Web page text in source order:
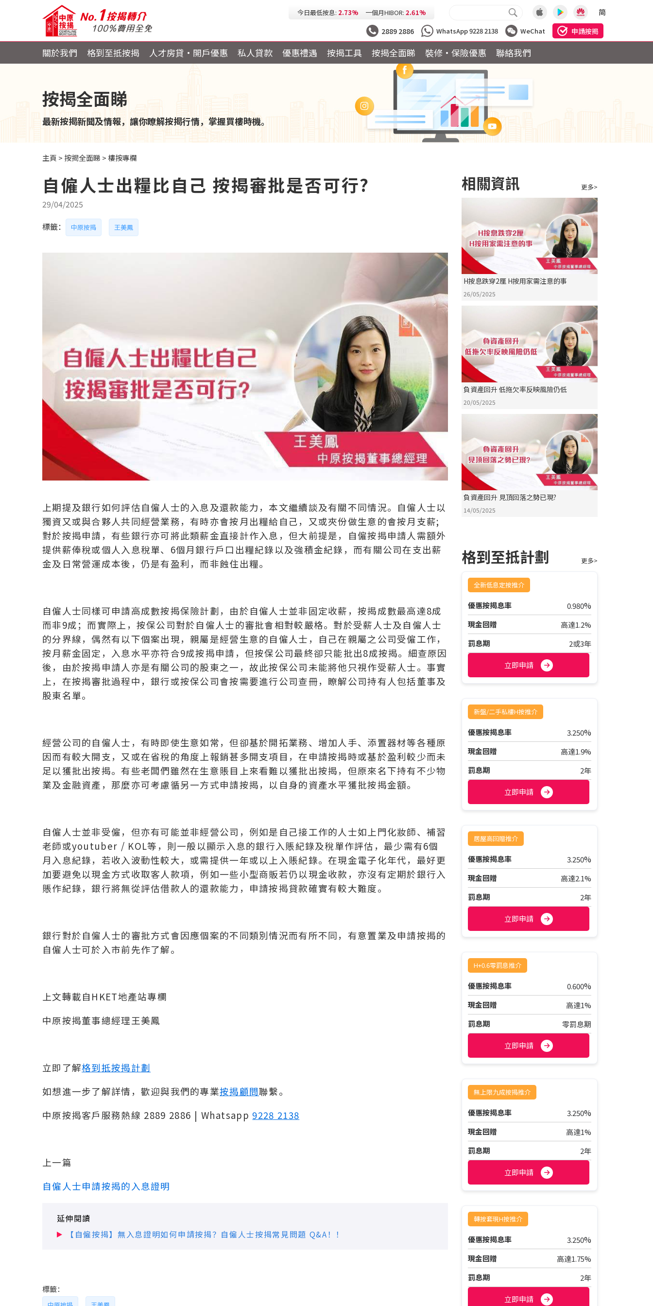
今日最低按息: 2.73% 一個月HIBOR: 2.61%
今日最低H按: 3.25%
简
2889 2886 WhatsApp 9228 2138 WeChat 申請按揭
關於我們 格到至抵按揭 人才房貸・開戶優惠 私人貸款 優惠禮遇 按揭工具 按揭全面睇 裝修·保險優惠 聯絡我們
按揭全面睇
最新按揭新聞及情報，讓你瞭解按揭行情，掌握買樓時機。
主頁 >按揭全面睇 > 樓按專欄
自僱人士出糧比自己 按揭審批是否可行?
29/04/2025
標籤：
中原按揭 王美鳳
上期提及銀行如何評估自僱人士的入息及還款能力，本文繼續談及有關不同情況。自僱人士以
獨資又或與合夥人共同經營業務，有時亦會按月出糧給自己，又或夾份做生意的會按月支薪;
對於按揭申請，有些銀行亦可將此類薪金直接計作入息，但大前提是，自僱按揭申請人需額外
提供薪俸稅或個人入息稅單、6個月銀行戶口出糧紀錄以及強積金紀錄，而有關公司在支出薪
金及日常營運成本後，仍是有盈利，而非蝕住出糧。
自僱人士同樣可申請高成數按揭保險計劃，由於自僱人士並非固定收薪，按揭成數最高達8成
而非9成；而實際上，按保公司對於自僱人士的審批會相對較嚴格。對於受薪人士及自僱人士
的分界線，偶然有以下個案出現，親屬是經營生意的自僱人士，自己在親屬之公司受僱工作，
按月薪金固定，入息水平亦符合9成按揭申請，但按保公司最終卻只能批出8成按揭。細查原因
後，由於按揭申請人亦是有關公司的股東之一，故此按保公司未能將他只視作受薪人士。事實
上，在按揭審批過程中，銀行或按保公司會按需要進行公司查冊，瞭解公司持有人包括董事及
股東名單。
經營公司的自僱人士，有時即使生意如常，但卻基於開拓業務、增加人手、添置器材等各種原
因而有較大開支，又或在省稅的角度上報銷甚多開支項目，在申請按揭時或基於盈利較少而未
足以獲批出按揭。有些老闆們雖然在生意賬目上來看難以獲批出按揭，但原來名下持有不少物
業及金融資產，那麼亦可考慮循另一方式申請按揭，以自身的資產水平獲批按揭金額。
自僱人士並非受僱，但亦有可能並非經營公司，例如是自己接工作的人士如上門化妝師、補習
老師或youtuber / KOL等，則一般以顯示入息的銀行入賬紀錄及稅單作評估，最少需有6個
月入息紀錄，若收入波動性較大，或需提供一年或以上入賬紀錄。在現金電子化年代，最好更
加要避免以現金方式收取客人款項，例如一些小型商販若仍以現金收款，亦沒有定期於銀行入
賬作紀錄，銀行將無從評估借款人的還款能力，申請按揭貸款確實有較大難度。
銀行對於自僱人士的審批方式會因應個案的不同類別情況而有所不同，有意置業及申請按揭的
自僱人士可於入市前先作了解。
上文轉載自HKET地產站專欄
中原按揭董事總經理王美鳳
立即了解格到抵按揭計劃
如想進一步了解詳情，歡迎與我們的專業按揭顧問聯繫。
中原按揭客戶服務熱線 2889 2886 | Whatsapp9228 2138
上一篇
自僱人士申請按揭的入息證明
延伸閱讀
【自僱按揭】無入息證明如何申請按揭？自僱人士按揭常見問題 Q&A！！
標籤：
相關資訊 更多>
H按息跌穿2厘 H按用家需注意的事
26/05/2025
負資產回升 低拖欠率反映風險仍低
20/05/2025
負資產回升 見頂回落之勢已現?
14/05/2025
格到至抵計劃 更多>
全新低息定按推介
優惠按揭息率 0.980%
現金回贈
高達1.2%
罰息期
2或3年
立即申請
新盤/二手私樓H按推介
優惠按揭息率 3.250%
現金回贈
高達1.9%
罰息期
2年
立即申請
居屋高回贈推介
優惠按揭息率 3.250%
現金回贈
高達2.1%
罰息期
2年
立即申請
H+0.6零罰息推介
優惠按揭息率 0.600%
現金回贈
高達1%
罰息期
零罰息期
立即申請
無上限九成按揭推介
優惠按揭息率 3.250%
現金回贈
高達1%
罰息期
2年
立即申請
轉按套現H按推介
優惠按揭息率 3.250%
現金回贈
高達1.75%
罰息期
2年
立即申請